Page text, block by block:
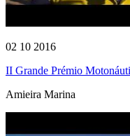
02 10 2016
II Grande Prémio
Amieira Marina